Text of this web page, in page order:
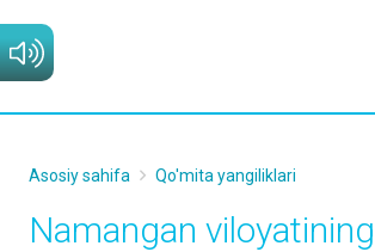
Asosiy sahifa Qo'mita yangiliklari
Namangan viloyatining